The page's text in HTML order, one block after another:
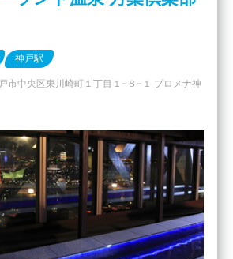
神戸駅
市中央区東川崎町１丁目１−８−１ プロメナ神